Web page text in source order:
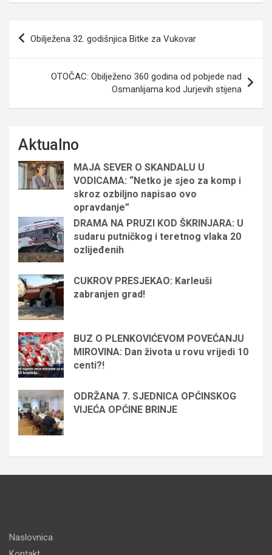
Navigacija
objava
Obilježena 32. godišnjica Bitke za Vukovar
OTOČAC: Obilježeno 360 godina od pobjede nad
Osmanlijama kod Jurjevih stijena
Aktualno
MAJA SEVER O SKANDALU U
VODICAMA: “Netko je sjeo za komp i
skroz ozbiljno napisao ovo
opravdanje”
DRAMA NA PRUZI KOD ŠKRINJARA: U
sudaru putničkog i teretnog vlaka 20
ozlijeđenih
CUKROV PRESJEKAO: Karleuši
zabranjen grad!
BUZ O PLENKOVIĆEVOM POVEĆANJU
MIROVINA: Dan života u rovu vrijedi 10
centi?!
ODRŽANA 7. SJEDNICA OPĆINSKOG
VIJEĆA OPĆINE BRINJE
Naslovnica